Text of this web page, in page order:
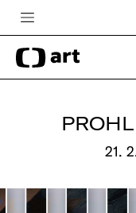
Česká televize
Zpravodajství
Pro děti
21.